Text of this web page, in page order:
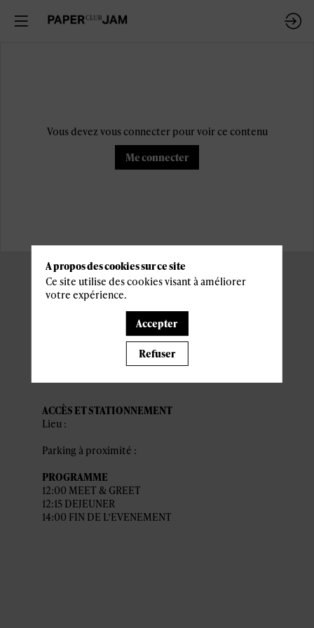
Vous devez vous connecter pour voir ce contenu
Me connecter
Informations
pratiques
ACCÈS ET STATIONNEMENT
Lieu :
Parking à proximité :
PROGRAMME
12:00 MEET & GREET
12:15 DEJEUNER
14:00 FIN DE L’EVENEMENT
A propos des cookies sur ce site
Ce site utilise des cookies visant à améliorer
votre expérience.
Accepter
Refuser